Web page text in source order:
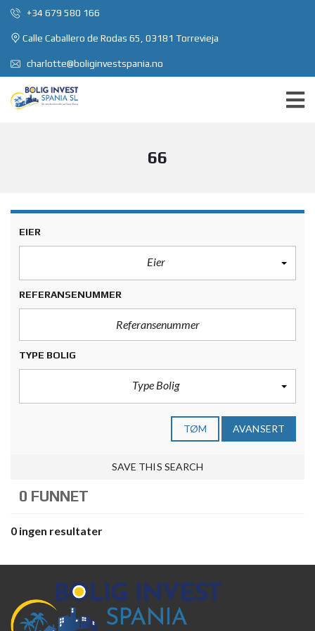
+34 679 580 166
Calle Caballero de Rodas 65, 03181 Torrevieja
charlotte@boliginvestspania.no
66
EIER
Eier
REFERANSENUMMER
TYPE BOLIG
Type Bolig
TØM AVANSERT
SAVE THIS SEARCH
0 FUNNET
0 ingen resultater